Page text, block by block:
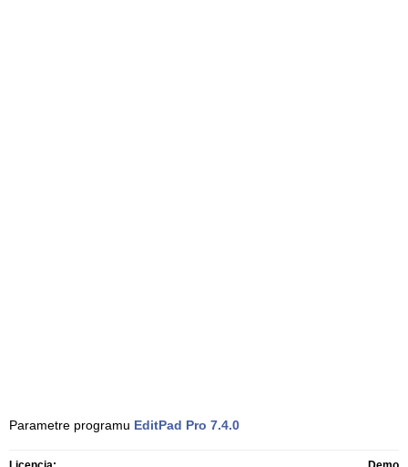
Parametre programu EditPad Pro 7.4.0